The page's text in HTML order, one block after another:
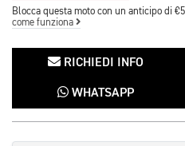
Blocca questa moto con un anticipo di
come funziona
RICHIEDI INFO
WHATSAPP